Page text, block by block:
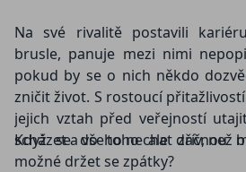
Na své rivalitě postavili
brusle, panuje mezi nimi
pokud by se o nich někdo
zničit život. S rostoucí přitažlivostí
jejich vztah před veřejností
scházet a všeho nechat dřív, než
Když se do toho ale začnou
možné držet se zpátky?